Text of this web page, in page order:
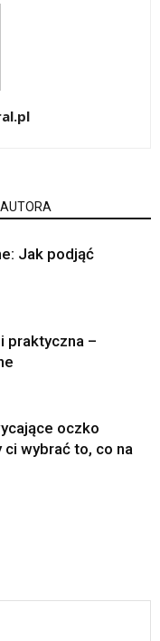
Jak podjąć
praktyczna –
oczko
wybrać to, co na